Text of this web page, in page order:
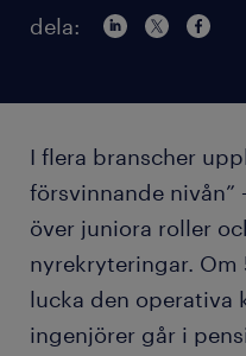
dela:
I flera branscher
försvinnande
över juniora roller
nyrekryteringar. Om
lucka den operativa
ingenjörer går i